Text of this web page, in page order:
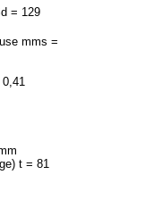
= 129
mms =
t = 81